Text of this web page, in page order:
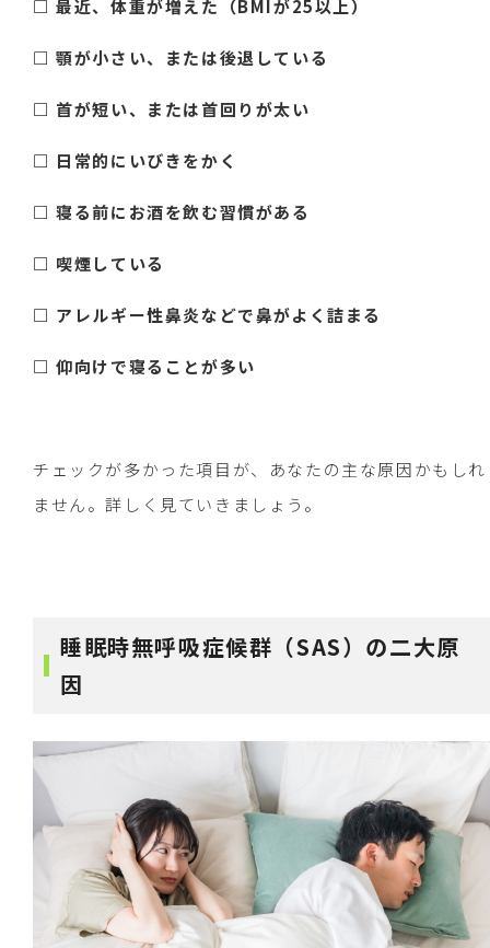
□ 最近、体重が増えた（BMIが25以上）
□ 顎が小さい、または後退している
□ 首が短い、または首回りが太い
□ 日常的にいびきをかく
□ 寝る前にお酒を飲む習慣がある
□ 喫煙している
□ アレルギー性鼻炎などで鼻がよく詰まる
□ 仰向けで寝ることが多い
チェックが多かった項目が、あなたの主な原因かもしれ
ません。詳しく見ていきましょう。
睡眠時無呼吸症候群（SAS）の二大原
因